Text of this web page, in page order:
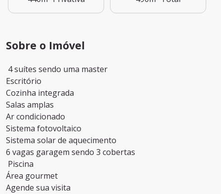
Sobre o Imóvel
4 suítes sendo uma master
Escritório
Cozinha integrada
Salas amplas
Ar condicionado
Sistema fotovoltaico
Sistema solar de aquecimento
6 vagas garagem sendo 3 cobertas
Piscina
Área gourmet
Agende sua visita